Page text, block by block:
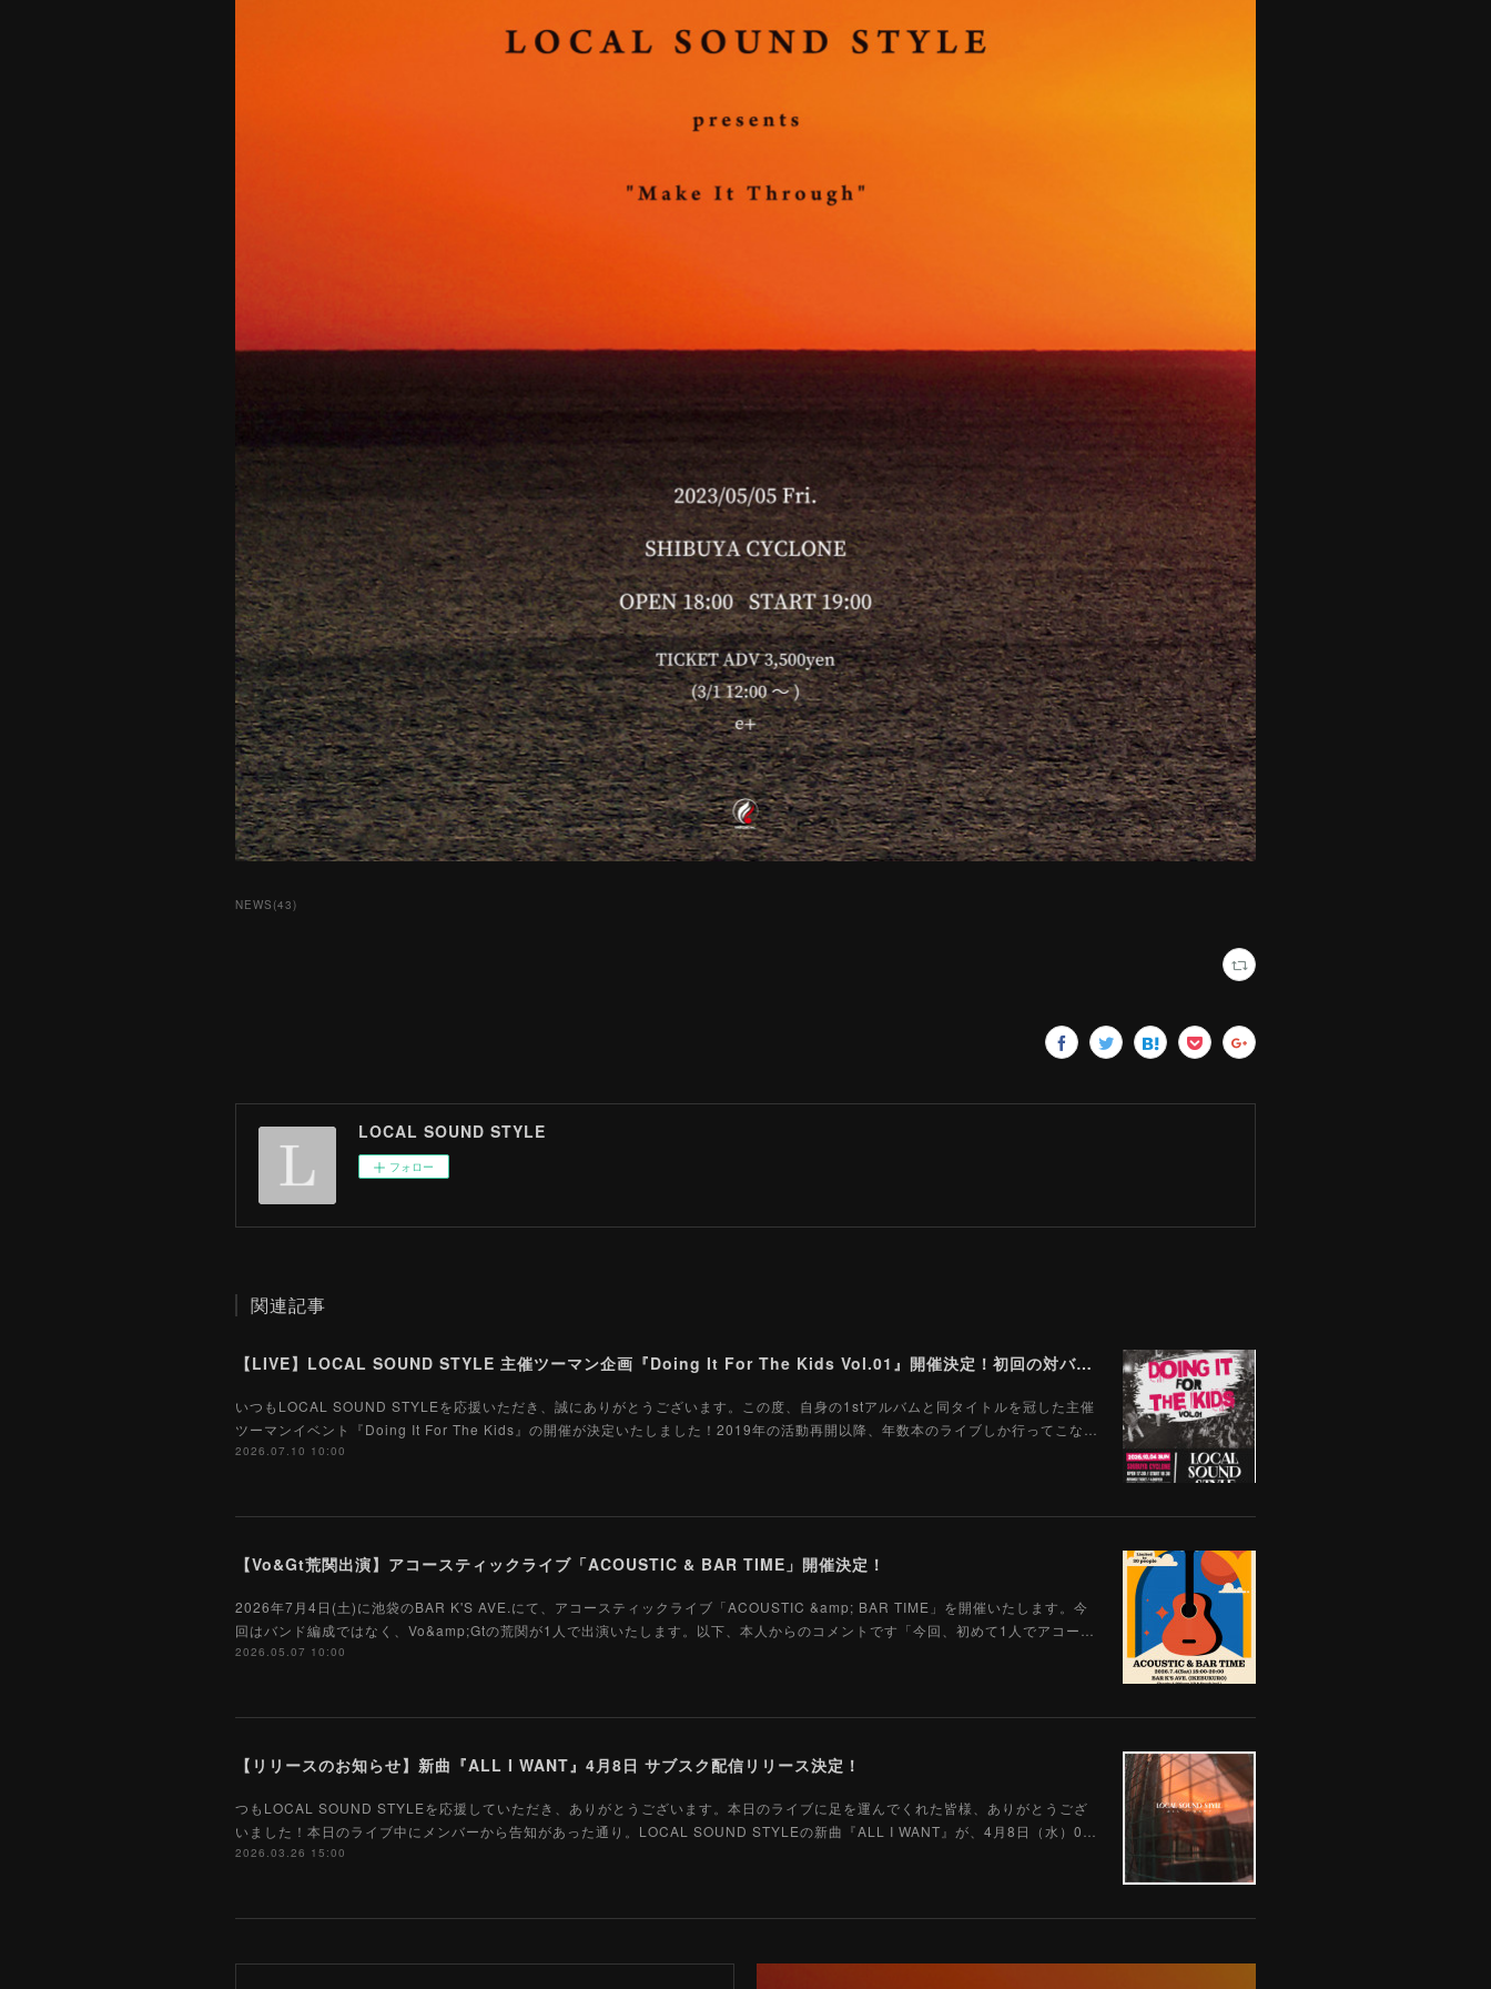
NEWS (43)
LOCAL SOUND STYLE
フォロー
関連記事
【LIVE】LOCAL SOUND STYLE 主催ツーマン企画『Doing It For The Kids Vol.01』開催決定！初回の対バン相手はGood Grief！
いつもLOCAL SOUND STYLEを応援いただき、誠にありがとうございます。この度、自身の1stアルバムと同タイトルを冠した主催
ツーマンイベント『Doing It For The Kids』の開催が決定いたしました！2019年の活動再開以降、年数本のライブしか行ってこな…
2026.07.10 10:00
【Vo&Gt荒関出演】アコースティックライブ「ACOUSTIC & BAR TIME」開催決定！
2026年7月4日(土)に池袋のBAR K'S AVE.にて、アコースティックライブ「ACOUSTIC &amp; BAR TIME」を開催いたします。今
回はバンド編成ではなく、Vo&amp;Gtの荒関が1人で出演いたします。以下、本人からのコメントです「今回、初めて1人でアコー…
2026.05.07 10:00
【リリースのお知らせ】新曲『ALL I WANT』4月8日 サブスク配信リリース決定！
つもLOCAL SOUND STYLEを応援していただき、ありがとうございます。本日のライブに足を運んでくれた皆様、ありがとうござ
いました！本日のライブ中にメンバーから告知があった通り。LOCAL SOUND STYLEの新曲『ALL I WANT』が、4月8日（水）0…
2026.03.26 15:00